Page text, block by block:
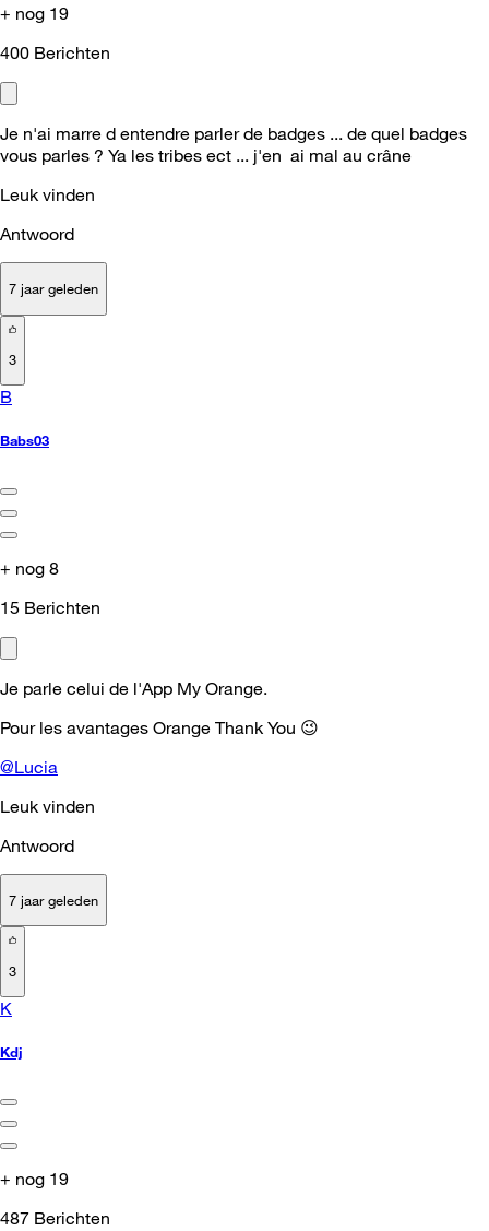
+ nog 19
400 Berichten
Je n'ai marre d entendre parler de badges ... de quel badges
vous parles ? Ya les tribes ect ... j'en ai mal au crâne
Leuk vinden
Antwoord
7 jaar geleden
3
B
Babs03
+ nog 8
15 Berichten
Je parle celui de l'App My Orange.
Pour les avantages Orange Thank You 😉
@Lucia
Leuk vinden
Antwoord
7 jaar geleden
3
K
Kdj
+ nog 19
487 Berichten